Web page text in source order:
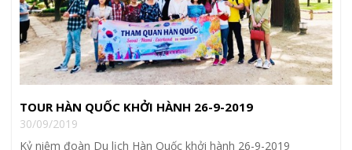
TOUR HÀN QUỐC KHỞI HÀNH 26-9-2019
30/09/2019
Kỷ niệm đoàn Du lịch Hàn Quốc khởi hành 26-9-2019